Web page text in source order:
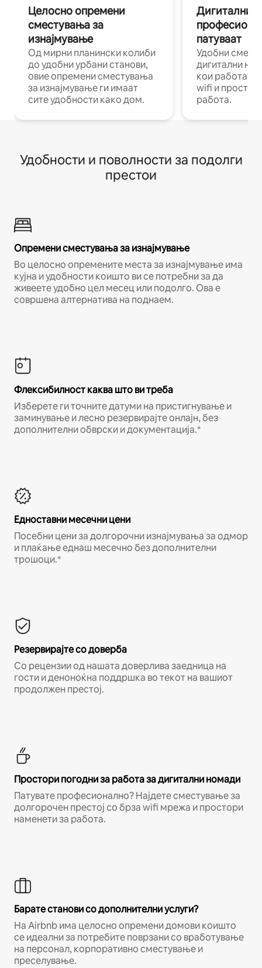
Целосно опремени
сместувања за
изнајмување
Од мирни планински колиби
до удобни урбани станови,
овие опремени сместувања
за изнајмување ги имаат
сите удобности како дом.
Дигитални
патуваат
Удобни
дигитални
кои работат
wifi и
работа.
Удобности и поволности за подолги
престои
Опремени сместувања за изнајмување
Во целосно опремените места за изнајмување има
кујна и удобности коишто ви се потребни за да
живеете удобно цел месец или подолго. Ова е
совршена алтернатива на поднаем.
Флексибилност каква што ви треба
Изберете ги точните датуми на пристигнување и
заминување и лесно резервирајте онлајн, без
дополнителни обврски и документација.*
Едноставни месечни цени
Посебни цени за долгорочни изнајмувања за одмор
и плаќање еднаш месечно без дополнителни
трошоци.*
Резервирајте со доверба
Со рецензии од нашата доверлива заедница на
гости и деноноќна поддршка во текот на вашиот
продолжен престој.
Простори погодни за работа за дигитални номади
Патувате професионално? Најдете сместување за
долгорочен престој со брза wifi мрежа и простори
наменети за работа.
Барате станови со дополнителни услуги?
На Airbnb има целосно опремени домови коишто
се идеални за потребите поврзани со вработување
на персонал, корпоративно сместување и
преселување.